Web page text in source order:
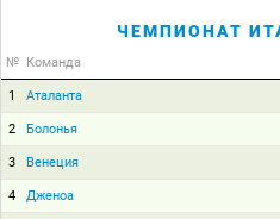
ЧЕМПИОНАТ
№ Команда
1 Аталанта
2 Болонья
3 Венеция
4 Дженоа